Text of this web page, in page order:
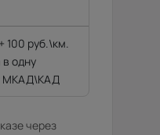
100 руб.\км.
в одну
МКАД\КАД
через